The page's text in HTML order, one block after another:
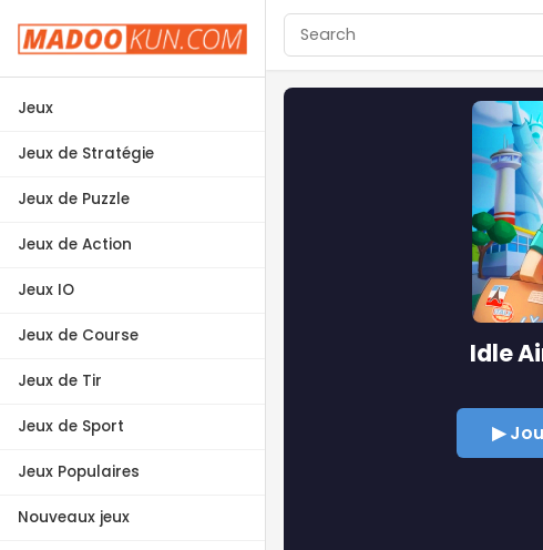
Jeux
Jeux de Stratégie
Jeux de Puzzle
Jeux de Action
Jeux IO
Jeux de Course
Jeux de Tir
Jeux de Sport
Jeux Populaires
Nouveaux jeux
Idle
▶